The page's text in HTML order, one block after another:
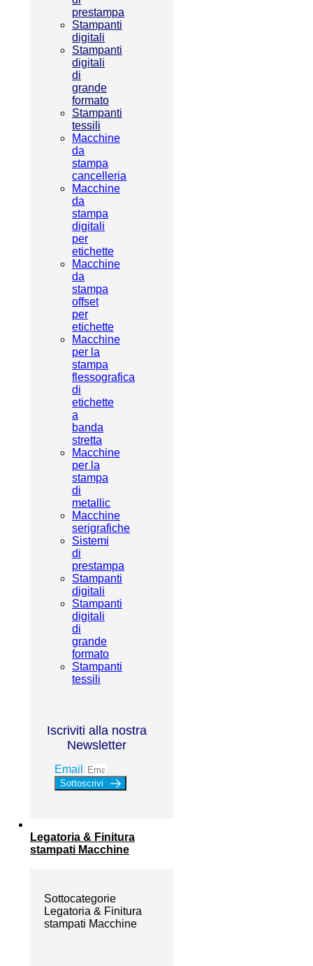
prestampa
Stampanti
digitali
Stampanti
digitali
di
grande
formato
Stampanti
tessili
Macchine
da
stampa
cancelleria
Macchine
da
stampa
digitali
per
etichette
Macchine
da
stampa
offset
per
etichette
Macchine
per la
stampa
flessografica
di
etichette
a
banda
stretta
Macchine
per la
stampa
di
metallic
Macchine
serigrafiche
Sistemi
di
prestampa
Stampanti
digitali
Stampanti
digitali
di
grande
formato
Stampanti
tessili
Iscriviti alla nostra
Newsletter
Email
Sottoscrivi
Legatoria & Finitura
stampati Macchine
Sottocategorie
Legatoria & Finitura
stampati Macchine